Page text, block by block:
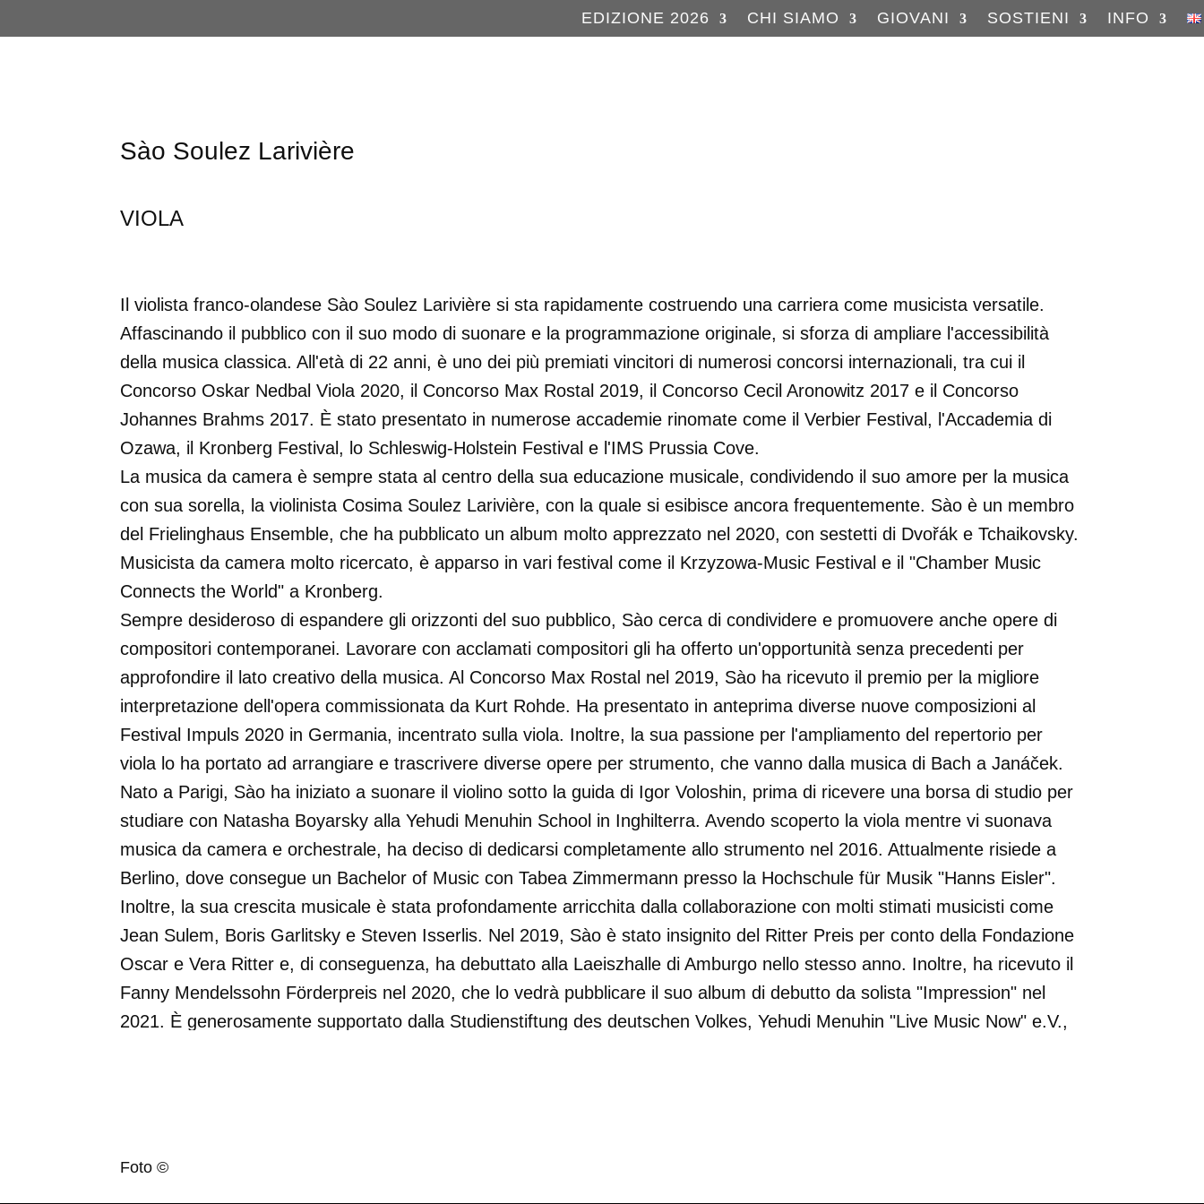
EDIZIONE 2026 CHI SIAMO GIOVANI SOSTIENI INFO
Sào Soulez Larivière
VIOLA
Il violista franco-olandese Sào Soulez Larivière si sta rapidamente costruendo una carriera come musicista versatile.
Affascinando il pubblico con il suo modo di suonare e la programmazione originale, si sforza di ampliare l'accessibilità
della musica classica. All'età di 22 anni, è uno dei più premiati vincitori di numerosi concorsi internazionali, tra cui il
Concorso Oskar Nedbal Viola 2020, il Concorso Max Rostal 2019, il Concorso Cecil Aronowitz 2017 e il Concorso
Johannes Brahms 2017. È stato presentato in numerose accademie rinomate come il Verbier Festival, l'Accademia di
Ozawa, il Kronberg Festival, lo Schleswig-Holstein Festival e l'IMS Prussia Cove.
La musica da camera è sempre stata al centro della sua educazione musicale, condividendo il suo amore per la musica
con sua sorella, la violinista Cosima Soulez Larivière, con la quale si esibisce ancora frequentemente. Sào è un membro
del Frielinghaus Ensemble, che ha pubblicato un album molto apprezzato nel 2020, con sestetti di Dvořák e Tchaikovsky.
Musicista da camera molto ricercato, è apparso in vari festival come il Krzyzowa-Music Festival e il "Chamber Music
Connects the World" a Kronberg.
Sempre desideroso di espandere gli orizzonti del suo pubblico, Sào cerca di condividere e promuovere anche opere di
compositori contemporanei. Lavorare con acclamati compositori gli ha offerto un'opportunità senza precedenti per
approfondire il lato creativo della musica. Al Concorso Max Rostal nel 2019, Sào ha ricevuto il premio per la migliore
interpretazione dell'opera commissionata da Kurt Rohde. Ha presentato in anteprima diverse nuove composizioni al
Festival Impuls 2020 in Germania, incentrato sulla viola. Inoltre, la sua passione per l'ampliamento del repertorio per
viola lo ha portato ad arrangiare e trascrivere diverse opere per strumento, che vanno dalla musica di Bach a Janáček.
Nato a Parigi, Sào ha iniziato a suonare il violino sotto la guida di Igor Voloshin, prima di ricevere una borsa di studio per
studiare con Natasha Boyarsky alla Yehudi Menuhin School in Inghilterra. Avendo scoperto la viola mentre vi suonava
musica da camera e orchestrale, ha deciso di dedicarsi completamente allo strumento nel 2016. Attualmente risiede a
Berlino, dove consegue un Bachelor of Music con Tabea Zimmermann presso la Hochschule für Musik "Hanns Eisler".
Inoltre, la sua crescita musicale è stata profondamente arricchita dalla collaborazione con molti stimati musicisti come
Jean Sulem, Boris Garlitsky e Steven Isserlis. Nel 2019, Sào è stato insignito del Ritter Preis per conto della Fondazione
Oscar e Vera Ritter e, di conseguenza, ha debuttato alla Laeiszhalle di Amburgo nello stesso anno. Inoltre, ha ricevuto il
Fanny Mendelssohn Förderpreis nel 2020, che lo vedrà pubblicare il suo album di debutto da solista "Impression" nel
2021. È generosamente supportato dalla Studienstiftung des deutschen Volkes, Yehudi Menuhin "Live Music Now" e.V.,
Foto ©